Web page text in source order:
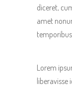
diceret,
amet
Lorem